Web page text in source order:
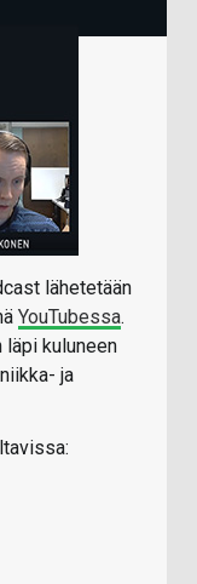
lähetetään
YouTubessa.
läpi kuluneen
ja